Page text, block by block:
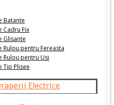
Batante
Cadru Fix
Glisante
Rulou pentru Fereasta
Rulou pentru Usi
Tip Plisee
Electrice